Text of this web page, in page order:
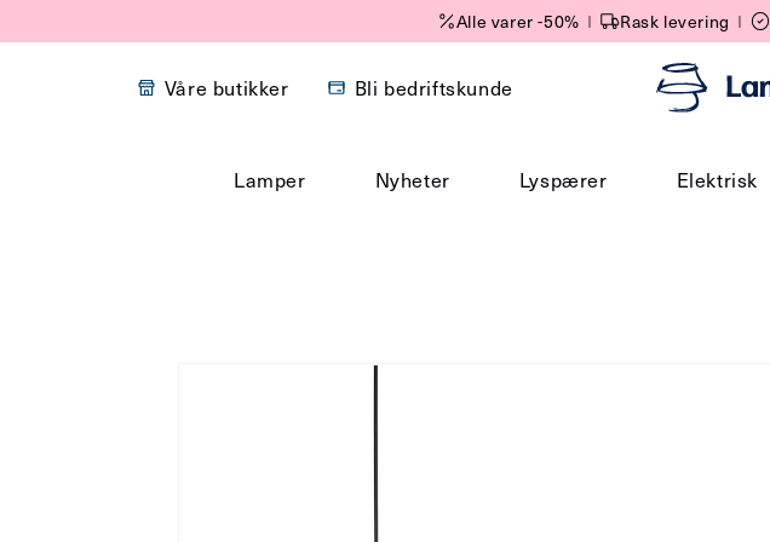
innholdet
Alle varer -50% I Rask levering I
Våre butikker Bli bedriftskunde
Lamper Nyheter Lyspærer Elektrisk